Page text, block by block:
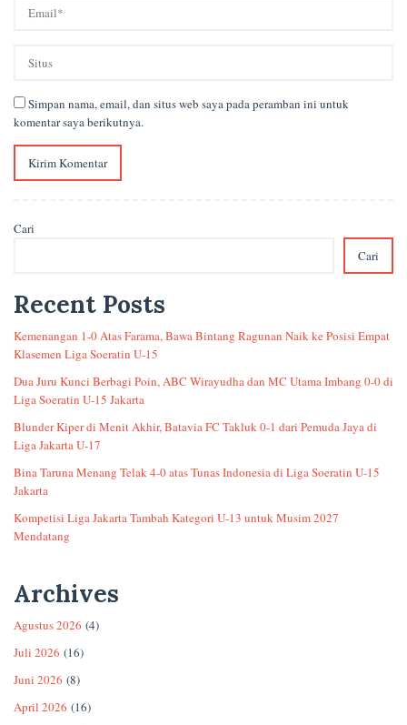
Simpan nama, email, dan situs web saya pada peramban ini untuk
komentar saya berikutnya.
Cari
Cari
Recent Posts
Kemenangan 1-0 Atas Farama, Bawa Bintang Ragunan Naik ke Posisi Empat
Klasemen Liga Soeratin U-15
Dua Juru Kunci Berbagi Poin, ABC Wirayudha dan MC Utama Imbang 0-0 di
Liga Soeratin U-15 Jakarta
Blunder Kiper di Menit Akhir, Batavia FC Takluk 0-1 dari Pemuda Jaya di
Liga Jakarta U-17
Bina Taruna Menang Telak 4-0 atas Tunas Indonesia di Liga Soeratin U-15
Jakarta
Kompetisi Liga Jakarta Tambah Kategori U-13 untuk Musim 2027
Mendatang
Archives
Agustus 2026 (4)
Juli 2026 (16)
Juni 2026 (8)
April 2026 (16)